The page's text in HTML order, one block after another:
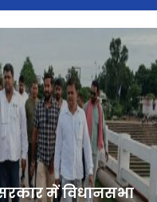
में विधानसभा